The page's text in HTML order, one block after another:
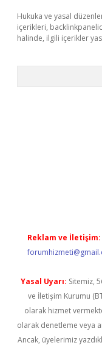
Hukuka ve yasal
içerikleri,
halinde, ilgili içerikler
Reklam ve İletişim:
Yasal Uyarı: Sitemiz,
ve İletişim Kurumu
olarak hizmet
olarak denetleme veya
Ancak, üyelerimiz